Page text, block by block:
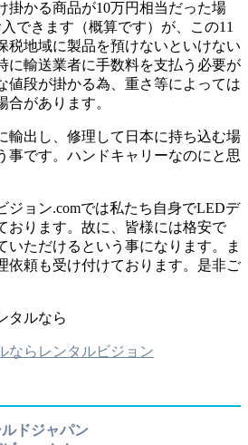
掛かる商品が10万円相当だった場
できます（概算です）が、この11
税地域に製品を預けないといけない
に輸送業者に手数料を支払う必要が
値段が掛かる為、重さ等によっては
があります。
輸出し、修理して日本に持ち込む場
事です。ハンドキャリーなのにと思
ジョン.comでは私たち自身でLEDデ
おります。故に、皆様には格安で
いただけるという事になります。ま
依頼も受け付けております。是非ご
タルなら
ならレンタルビジョン
ドジャパン